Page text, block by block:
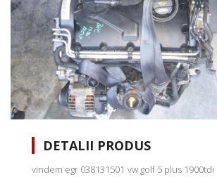
DETALII PRODUS
vindem egr 038131501 vw golf 5 plus